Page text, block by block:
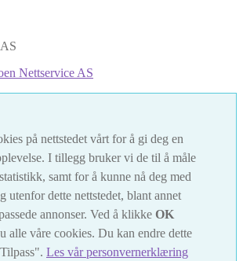
Nettservice AS
på nettstedet vårt for å gi deg en
I tillegg bruker vi de til å måle
samt for å kunne nå deg med
utenfor dette nettstedet, blant annet
annonser. Ved å klikke OK
alle våre cookies. Du kan endre dette
Les vår personvernerklæring